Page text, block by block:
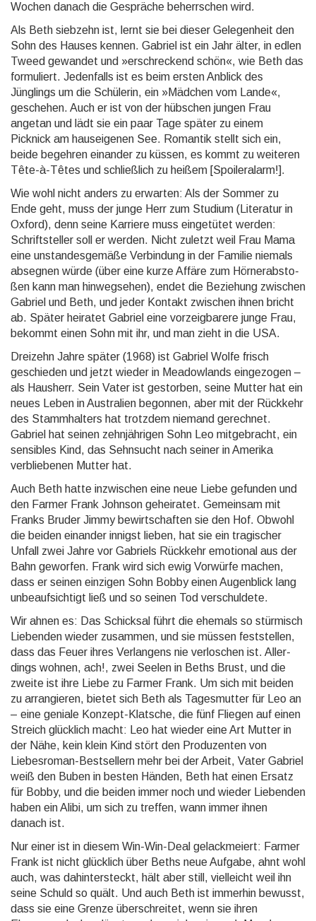
Wochen danach die Gespräche beherr­schen wird.
Als Beth siebzehn ist, lernt sie bei dieser Gelegen­heit den
Sohn des Hauses kennen. Gabriel ist ein Jahr älter, in edlen
Tweed gewandet und »er­schre­ckend schön«, wie Beth das
formu­liert. Jeden­falls ist es beim ersten Anblick des
Jünglings um die Schülerin, ein »Mädchen vom Lande«,
geschehen. Auch er ist von der hübschen jungen Frau
angetan und lädt sie ein paar Tage später zu einem
Picknick am haus­eigenen See. Romantik stellt sich ein,
beide begehren einander zu küssen, es kommt zu weiteren
Tête-à-Têtes und schließ­lich zu heißem [Spoiler­alarm!].
Wie wohl nicht anders zu erwarten: Als der Sommer zu
Ende geht, muss der junge Herr zum Studium (Litera­tur in
Oxford), denn seine Karriere muss einge­tütet werden:
Schrift­steller soll er werden. Nicht zuletzt weil Frau Mama
eine un­standes­ge­mäße Ver­bindung in der Familie niemals
absegnen würde (über eine kurze Affäre zum Hörner­ab­sto­
ßen kann man hinweg­sehen), endet die Bezie­hung zwischen
Gabriel und Beth, und jeder Kontakt zwischen ihnen bricht
ab. Später heiratet Gabriel eine vor­zeig­barere junge Frau,
bekommt einen Sohn mit ihr, und man zieht in die USA.
Dreizehn Jahre später (1968) ist Gabriel Wolfe frisch
geschie­den und jetzt wieder in Meadow­lands einge­zogen –
als Hausherr. Sein Vater ist gestorben, seine Mutter hat ein
neues Leben in Austra­lien begonnen, aber mit der Rückkehr
des Stamm­halters hat trotzdem niemand gerechnet.
Gabriel hat seinen zehn­jährigen Sohn Leo mitge­bracht, ein
sensibles Kind, das Sehnsucht nach seiner in Amerika
verblie­benen Mutter hat.
Auch Beth hatte inzwischen eine neue Liebe gefunden und
den Farmer Frank Johnson gehei­ratet. Gemeinsam mit
Franks Bruder Jimmy be­wirt­schaf­ten sie den Hof. Obwohl
die beiden einander innigst lieben, hat sie ein tragi­scher
Unfall zwei Jahre vor Gabriels Rückkehr emotional aus der
Bahn geworfen. Frank wird sich ewig Vorwürfe machen,
dass er seinen einzigen Sohn Bobby einen Augen­blick lang
unbe­auf­sich­tigt ließ und so seinen Tod ver­schul­dete.
Wir ahnen es: Das Schicksal führt die ehemals so stürmisch
Lie­ben­den wieder zusammen, und sie müssen fest­stellen,
dass das Feuer ihres Ver­langens nie ver­loschen ist. Aller­
dings wohnen, ach!, zwei Seelen in Beths Brust, und die
zweite ist ihre Liebe zu Farmer Frank. Um sich mit beiden
zu arran­gieren, bietet sich Beth als Tages­mutter für Leo an
– eine geniale Konzept-Klatsche, die fünf Fliegen auf einen
Streich glücklich macht: Leo hat wieder eine Art Mutter in
der Nähe, kein klein Kind stört den Produ­zenten von
Liebes­roman-Best­sellern mehr bei der Arbeit, Vater Gabriel
weiß den Buben in besten Händen, Beth hat einen Ersatz
für Bobby, und die beiden immer noch und wieder Lie­ben­den
haben ein Alibi, um sich zu treffen, wann immer ihnen
danach ist.
Nur einer ist in diesem Win-Win-Deal gelack­meiert: Farmer
Frank ist nicht glücklich über Beths neue Aufgabe, ahnt wohl
auch, was da­hinter­steckt, hält aber still, viel­leicht weil ihn
seine Schuld so quält. Und auch Beth ist immer­hin bewusst,
dass sie eine Grenze über­schreitet, wenn sie ihren